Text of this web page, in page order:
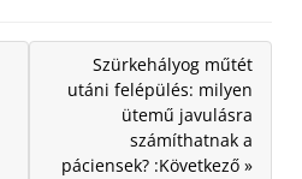
Szürkehályog műtét
utáni felépülés: milyen
ütemű javulásra
számíthatnak a
páciensek? :Következő »